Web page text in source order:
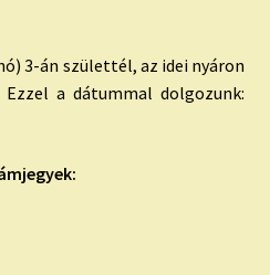
3-án születtél, az idei nyáron
a dátummal dolgozunk: